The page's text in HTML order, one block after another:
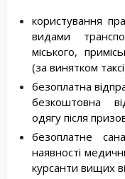
користування
видами
міського,
(за винятком
безоплатна
безкоштовна
одягу після
безоплатне
наявності
курсанти вищих